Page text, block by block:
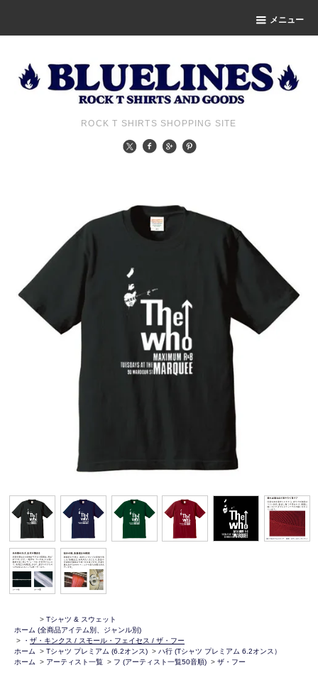
メニュー
ROCK T SHIRTS SHOPPING SITE
ホーム
> Tシャツ & スウェット
(全商品アイテム別、ジャンル別)
>
・ ザ・キンクス / スモール・フェイセス / ザ・フー
ホーム
> Tシャツ プレミアム (6.2オンス) > ハ行 (Tシャツ プレミアム 6.2オンス）
ホーム
> アーティスト一覧 > フ (アーティスト一覧50音順) > ザ・フー